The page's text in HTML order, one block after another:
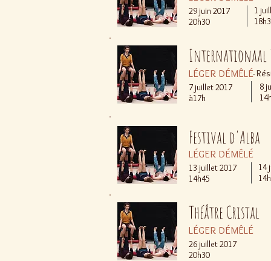
29 juin 2017
20h30
1
Internationaal
LÉGER DÉMÊLÉ-
7 juillet 2017
à17h
8
Festival d'Alba
LÉGER DÉMÊLÉ
13 juillet 2017
14h45
14
Théâtre Cristal
LÉGER DÉMÊLÉ
26 juillet 2017
20h30